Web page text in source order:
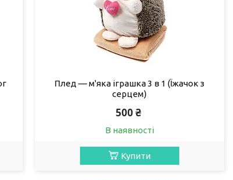
Плед — м'яка іграшка 3 в 1 (Їжачок з
серцем)
500 ₴
В наявності
Купити